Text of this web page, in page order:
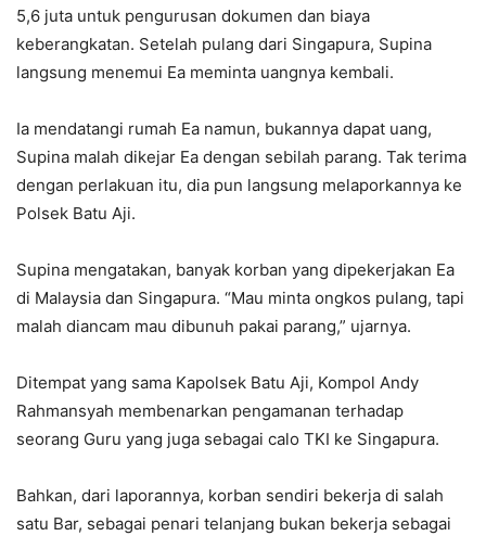
5,6 juta untuk pengurusan dokumen dan biaya
keberangkatan. Setelah pulang dari Singapura, Supina
langsung menemui Ea meminta uangnya kembali.
Ia mendatangi rumah Ea namun, bukannya dapat uang,
Supina malah dikejar Ea dengan sebilah parang. Tak terima
dengan perlakuan itu, dia pun langsung melaporkannya ke
Polsek Batu Aji.
Supina mengatakan, banyak korban yang dipekerjakan Ea
di Malaysia dan Singapura. “Mau minta ongkos pulang, tapi
malah diancam mau dibunuh pakai parang,” ujarnya.
Ditempat yang sama Kapolsek Batu Aji, Kompol Andy
Rahmansyah membenarkan pengamanan terhadap
seorang Guru yang juga sebagai calo TKI ke Singapura.
Bahkan, dari laporannya, korban sendiri bekerja di salah
satu Bar, sebagai penari telanjang bukan bekerja sebagai